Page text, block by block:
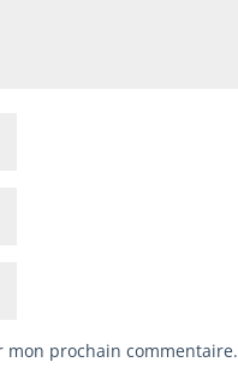
prochain commentaire.